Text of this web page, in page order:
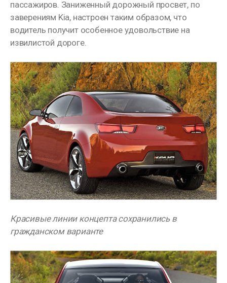
пассажиров. Заниженный дорожный просвет, по
заверениям Kia, настроен таким образом, что
водитель получит особенное удовольствие на
извилистой дороге.
Красивые линии концепта сохранились в
гражданском варианте